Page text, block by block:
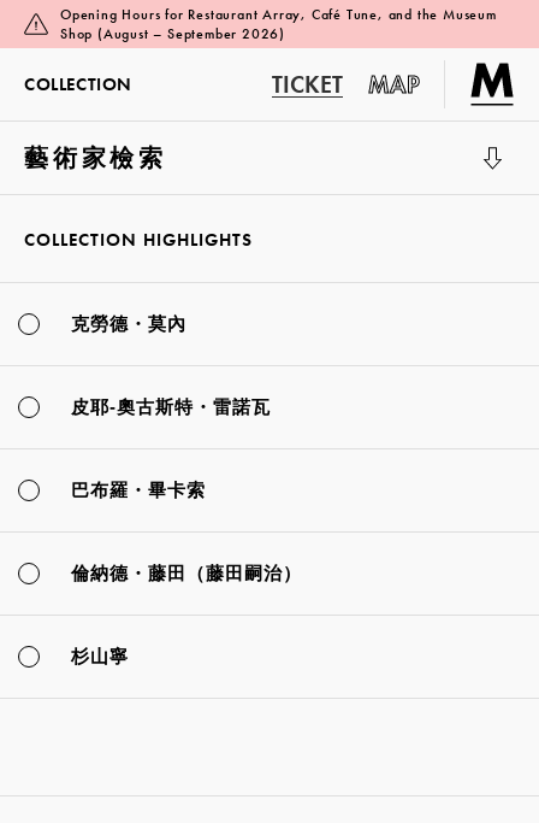
Opening Hours for Restaurant Array, Café Tune, and the Museum
Shop (August – September 2026)
COLLECTION TICKET MAP
藝術家檢索
COLLECTION HIGHLIGHTS
克勞德・莫內
皮耶-奧古斯特・雷諾瓦
巴布羅・畢卡索
倫納德・藤田（藤田嗣治）
杉山寧